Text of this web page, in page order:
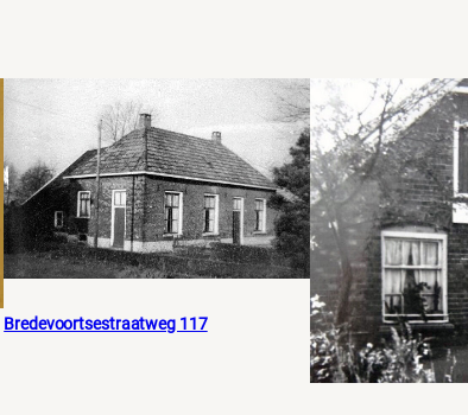
Bredevoortsestraatweg 117